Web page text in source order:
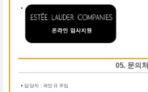
05. 문의처
담당자 : 곽민규 주임